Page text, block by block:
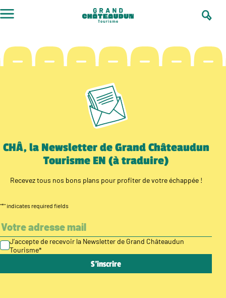
to
CHÂ, la Newsletter de Grand Châteaudun
Tourisme EN (à traduire)
Recevez tous nos bons plans pour profiter de votre échappée !
"*" indicates required fields
J’accepte de recevoir la Newsletter de Grand Châteaudun
Tourisme*